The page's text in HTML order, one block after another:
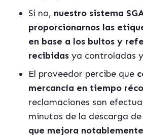
Si no, nuestro sistema
proporcionarnos las
en base a los bultos y
recibidas ya controladas
El proveedor percibe que
mercancía en tiempo ré
reclamaciones son
minutos de la descarga
que mejora